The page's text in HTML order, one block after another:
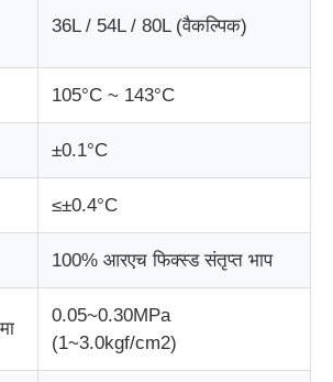
उपकरण
36L / 54L / 80L (वैकल्पिक)
105°C ~ 143°C
±0.1°C
≤±0.4°C
100% आरएच फिक्स्ड संतृप्त भाप
0.05~0.30MPa
(1~3.0kgf/cm2)